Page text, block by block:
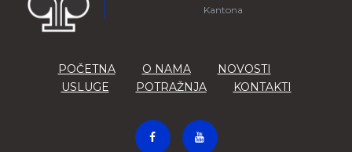
Kantona
POČETNA O NAMA
NOVOSTI
USLUGE
POTRAŽNJA KONTAKTI